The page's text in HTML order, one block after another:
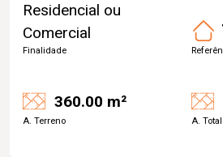
Residencial ou
Comercial
Finalidade
360.00 m²
A. Terreno A. Total